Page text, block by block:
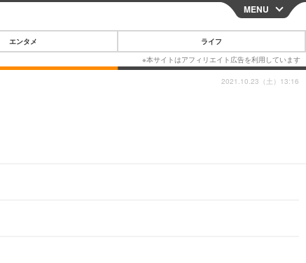
CLOSE
MENU
エンタメ ライフ
2021.10.23（土）13:16